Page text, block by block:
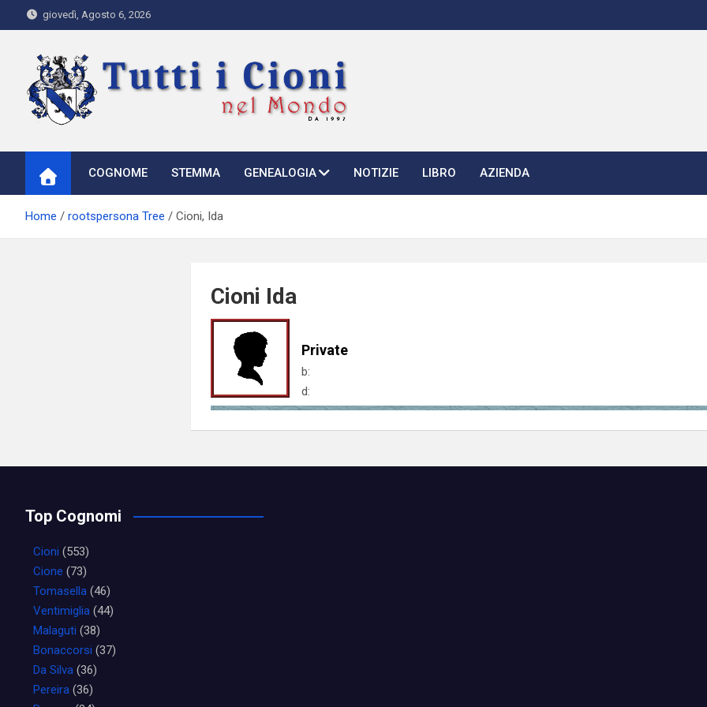
to
giovedì, Agosto 6, 2026
Tutti i Cioni nel Mondo
COGNOME STEMMA GENEALOGIA NOTIZIE LIBRO AZIENDA
Home rootspersona Tree Cioni, Ida
Cioni Ida
Private
b:
d:
Top Cognomi
Cioni (553)
Cione (73)
Tomasella (46)
Ventimiglia (44)
Malaguti (38)
Bonaccorsi (37)
Da Silva (36)
Pereira (36)